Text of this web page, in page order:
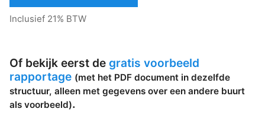
Inclusief 21% BTW
Of bekijk eerst de gratis voorbeeld
rapportage (met het PDF document in dezelfde
structuur, alleen met gegevens over een andere buurt
als voorbeeld).